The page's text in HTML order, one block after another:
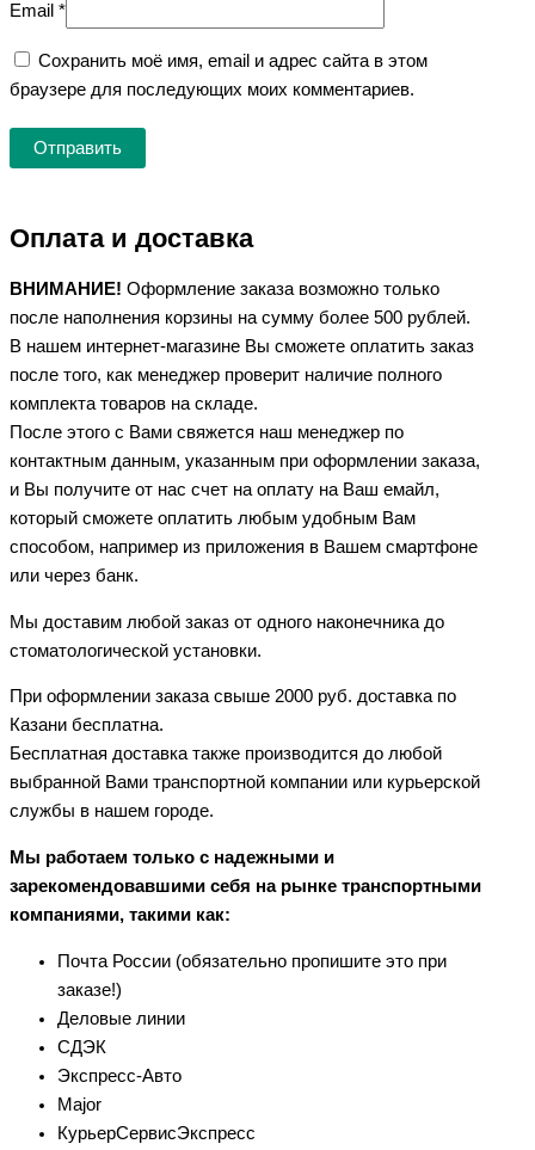
Email *
Сохранить моё имя, email и адрес сайта в этом
браузере для последующих моих комментариев.
Оплата и доставка
ВНИМАНИЕ! Оформление заказа возможно только
после наполнения корзины на сумму более 500 рублей.
В нашем интернет-магазине Вы сможете оплатить заказ
после того, как менеджер проверит наличие полного
комплекта товаров на складе.
После этого с Вами свяжется наш менеджер по
контактным данным, указанным при оформлении заказа,
и Вы получите от нас счет на оплату на Ваш емайл,
который сможете оплатить любым удобным Вам
способом, например из приложения в Вашем смартфоне
или через банк.
Мы доставим любой заказ от одного наконечника до
стоматологической установки.
При оформлении заказа свыше 2000 руб. доставка по
Казани бесплатна.
Бесплатная доставка также производится до любой
выбранной Вами транспортной компании или курьерской
службы в нашем городе.
Мы работаем только с надежными и
зарекомендовавшими себя на рынке транспортными
компаниями, такими как:
Почта России (обязательно пропишите это при
заказе!)
Деловые линии
СДЭК
Экспресс-Авто
Major
КурьерСервисЭкспресс